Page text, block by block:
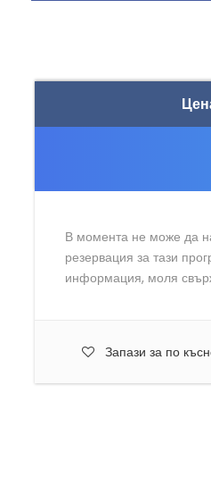
В момента не може да
резервация за тази
информация, моля
Запази за по